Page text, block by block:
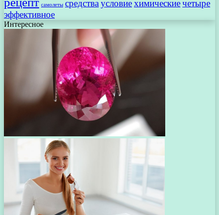
самолеты средства условиехимическиечетыре
эффективное
Интересное